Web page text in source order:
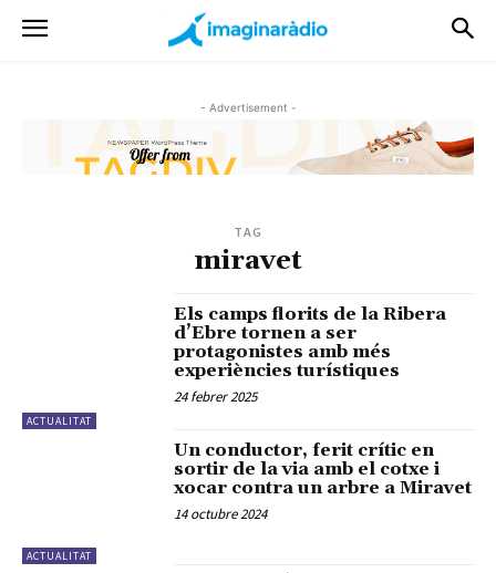
- Advertisement -
TAG
miravet
ACTUALITAT
Els camps florits de la Ribera
d’Ebre tornen a ser
protagonistes amb més
experiències turístiques
24 febrer 2025
ACTUALITAT
Un conductor, ferit crític en
sortir de la via amb el cotxe i
xocar contra un arbre a Miravet
14 octubre 2024